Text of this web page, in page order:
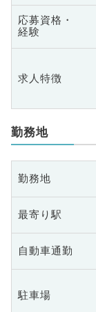
応募資格・
経験
求人特徴
勤務地
勤務地
最寄り駅
自動車通勤
駐車場